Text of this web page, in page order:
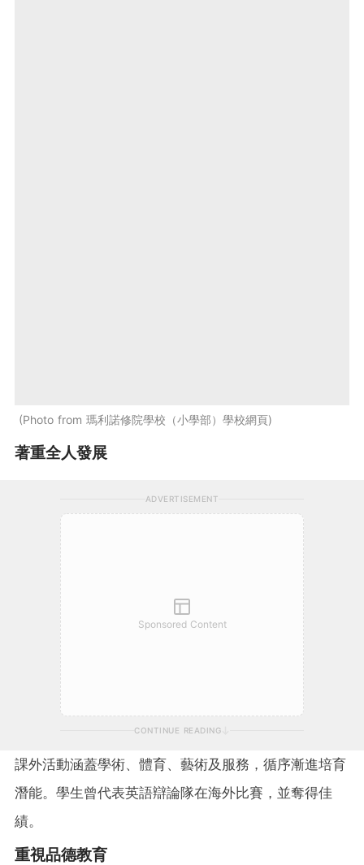
Photo from 瑪利諾修院學校（小學部）學校網頁
著重全人發展
ADVERTISEMENT
Sponsored Content
CONTINUE READING
課外活動涵蓋學術、體育、藝術及服務，循序漸進培育
潛能。學生曾代表英語辯論隊在海外比賽，並奪得佳
績。
重視品德教育